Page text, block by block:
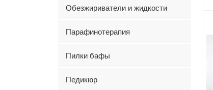
Обезжириватели и жидкости
Парафинотерапия
Пилки бафы
Педикюр